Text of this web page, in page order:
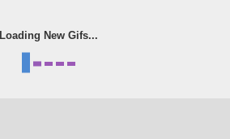
Loading New Gifs...